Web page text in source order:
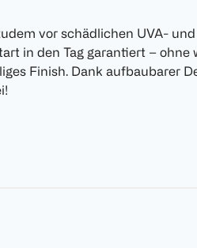
vor schädlichen UVA-
in den Tag garantiert – ohne
Finish. Dank aufbaubarer